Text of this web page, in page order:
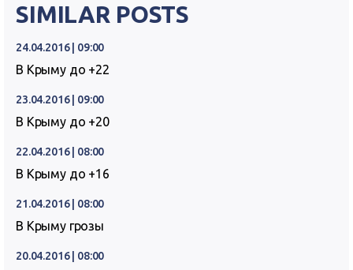
SIMILAR POSTS
24.04.2016 | 09:00
В Крыму до +22
23.04.2016 | 09:00
В Крыму до +20
22.04.2016 | 08:00
В Крыму до +16
21.04.2016 | 08:00
В Крыму грозы
20.04.2016 | 08:00